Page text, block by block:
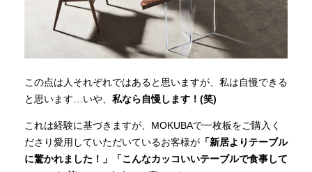
この点は人それぞれではあると思いますが、私は自慢できる
と思います…いや、 私なら自慢します！(笑)
これは経験に基づきますが、MOKUBAで一枚板をご購入く
ださり愛用していただいているお客様が 「新居よりテーブル
に驚かれました！」「こんなカッコいいテーブルで食事して